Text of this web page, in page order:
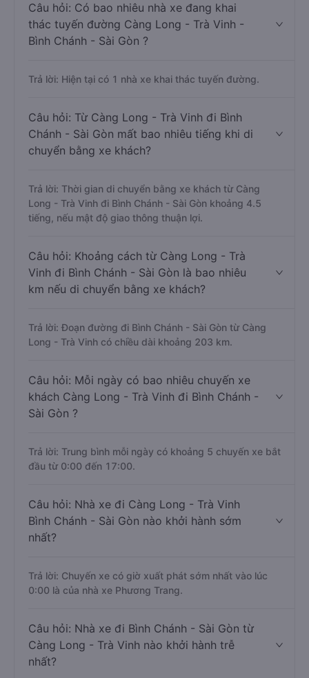
Câu hỏi: Có bao nhiêu nhà xe đang khai
thác tuyến đường Càng Long - Trà Vinh -
Bình Chánh - Sài Gòn ?
Trả lời: Hiện tại có 1 nhà xe khai thác tuyến đường.
Câu hỏi: Từ Càng Long - Trà Vinh đi Bình
Chánh - Sài Gòn mất bao nhiêu tiếng khi di
chuyển bằng xe khách?
Trả lời: Thời gian di chuyển bằng xe khách từ Càng
Long - Trà Vinh đi Bình Chánh - Sài Gòn khoảng 4.5
tiếng, nếu mật độ giao thông thuận lợi.
Câu hỏi: Khoảng cách từ Càng Long - Trà
Vinh đi Bình Chánh - Sài Gòn là bao nhiêu
km nếu di chuyển bằng xe khách?
Trả lời: Đoạn đường đi Bình Chánh - Sài Gòn từ Càng
Long - Trà Vinh có chiều dài khoảng 203 km.
Câu hỏi: Mỗi ngày có bao nhiêu chuyến xe
khách Càng Long - Trà Vinh đi Bình Chánh -
Sài Gòn ?
Trả lời: Trung bình mỗi ngày có khoảng 5 chuyến xe bắt
đầu từ 0:00 đến 17:00.
Câu hỏi: Nhà xe đi Càng Long - Trà Vinh
Bình Chánh - Sài Gòn nào khởi hành sớm
nhất?
Trả lời: Chuyến xe có giờ xuất phát sớm nhất vào lúc
0:00 là của nhà xe Phương Trang.
Câu hỏi: Nhà xe đi Bình Chánh - Sài Gòn từ
Càng Long - Trà Vinh nào khởi hành trễ
nhất?